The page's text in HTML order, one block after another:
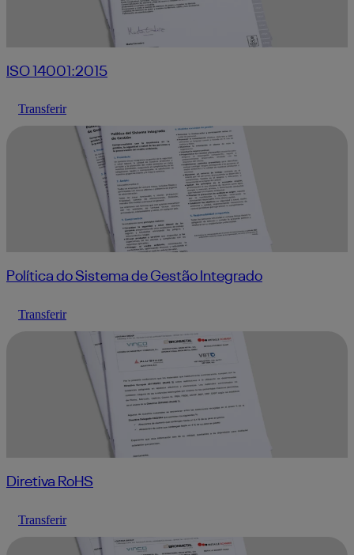
ISO 14001:2015
Transferir
Política do Sistema de Gestão Integrado
Transferir
Diretiva RoHS
Transferir